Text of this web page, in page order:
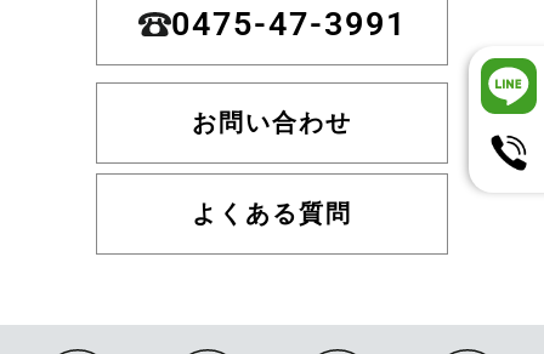
0475-47-3991
お問い合わせ
よくある質問